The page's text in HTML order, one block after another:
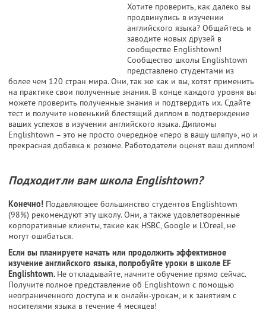
Хотите проверить, как далеко вы
продвинулись в изучении
английского языка? Общайтесь и
заводите новых друзей в
сообществе Englishtown!
Сообщество школы Englishtown
представлено студентами из
более чем 120 стран мира. Они, так же как и вы, хотят применить
на практике свои полученные знания. В конце каждого уровня вы
можете проверить полученные знания и подтвердить их. Сдайте
тест и получите новенький блестящий диплом в подтверждение
ваших успехов в изучении английского языка. Дипломы
Englishtown – это не просто очередное «перо в вашу шляпу», но и
прекрасная добавка к резюме. Работодатели оценят ваш диплом!
Подходит ли вам школа Englishtown?
Конечно! Подавляющее большинство студентов Englishtown
(98%) рекомендуют эту школу. Они, а также удовлетворенные
корпоративные клиенты, такие как HSBC, Google и L'Oreal, не
могут ошибаться.
Если вы планируете начать или продолжить эффективное
изучение английского языка, попробуйте уроки в школе EF
Englishtown. Не откладывайте, начните обучение прямо сейчас.
Получите полное представление об Englishtown с помощью
неограниченного доступа и к онлайн-урокам, и к занятиям с
носителями языка в течение 4 месяцев!